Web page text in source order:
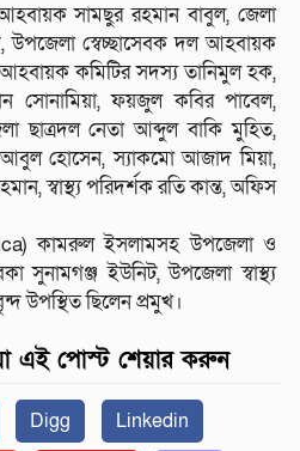
সামছুর রহমান বাবুল, জেলা
স্বেচ্ছাসেবক দল আহবায়ক
আহবায়ক কমিটির সদস্য তানিমুল হক,
সোনামিয়া, ফয়জুল কবির পাবেল,
ছাত্রদল নেতা আব্দুল বাকি মুহিত,
আবুল হোসেন, স্যাকমো আজাদ মিয়া,
স্বাস্থ্য পরিদর্শক রতি কান্ত, অফিস
কামরুল ইসলামসহ উপজেলা ও
সুনামগঞ্জ ইউনিট, উপজেলা স্বাস্থ্য
উপস্থিত ছিলেন প্রমুখ।
এই পোস্ট শেয়ার করুন
Digg
Linkedin